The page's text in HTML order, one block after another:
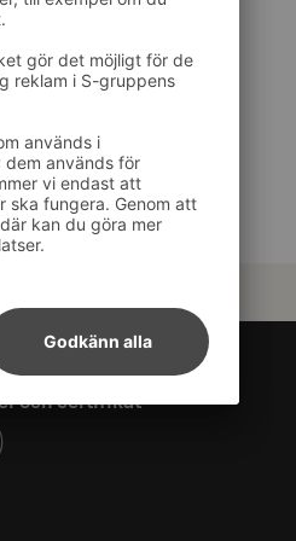
och certifikat